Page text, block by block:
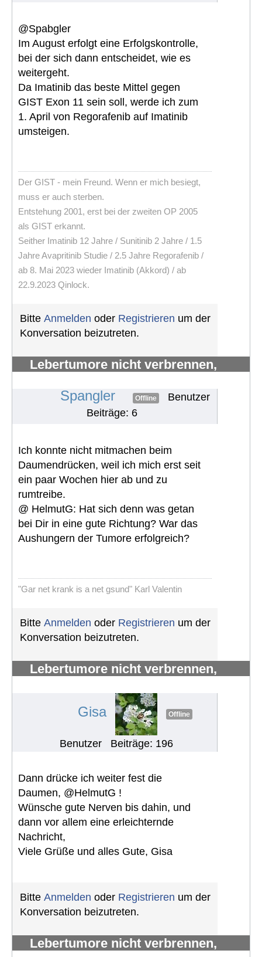
@Spabgler
Im August erfolgt eine Erfolgskontrolle,
bei der sich dann entscheidet, wie es
weitergeht.
Da Imatinib das beste Mittel gegen
GIST Exon 11 sein soll, werde ich zum
1. April von Regorafenib auf Imatinib
umsteigen.
Der GIST - mein Freund. Wenn er mich besiegt,
muss er auch sterben.
Entstehung 2001, erst bei der zweiten OP 2005
als GIST erkannt.
Seither Imatinib 12 Jahre / Sunitinib 2 Jahre / 1.5
Jahre Avapritinib Studie / 2.5 Jahre Regorafenib /
ab 8. Mai 2023 wieder Imatinib (Akkord) / ab
22.9.2023 Qinlock.
Bitte Anmelden oder Registrieren um der
Konversation beizutreten.
Lebertumore nicht verbrennen,
Spangler Offline
Benutzer
Beiträge: 6
Ich konnte nicht mitmachen beim
Daumendrücken, weil ich mich erst seit
ein paar Wochen hier ab und zu
rumtreibe.
@ HelmutG: Hat sich denn was getan
bei Dir in eine gute Richtung? War das
Aushungern der Tumore erfolgreich?
"Gar net krank is a net gsund" Karl Valentin
Bitte Anmelden oder Registrieren um der
Konversation beizutreten.
Lebertumore nicht verbrennen,
Gisa Offline
Benutzer Beiträge: 196
Dann drücke ich weiter fest die
Daumen, @HelmutG !
Wünsche gute Nerven bis dahin, und
dann vor allem eine erleichternde
Nachricht,
Viele Grüße und alles Gute, Gisa
Bitte Anmelden oder Registrieren um der
Konversation beizutreten.
Lebertumore nicht verbrennen,